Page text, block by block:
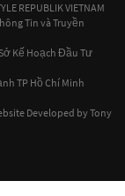
REPUBLIK VIETNAM
Tin và Truyền
Kế Hoạch Đầu Tư
TP Hồ Chí Minh
Developed byTony